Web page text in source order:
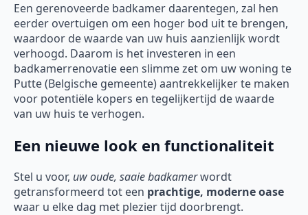
Een gerenoveerde badkamer daarentegen, zal hen
eerder overtuigen om een hoger bod uit te brengen,
waardoor de waarde van uw huis aanzienlijk wordt
verhoogd. Daarom is het investeren in een
badkamerrenovatie een slimme zet om uw woning te
Putte (Belgische gemeente) aantrekkelijker te maken
voor potentiële kopers en tegelijkertijd de waarde
van uw huis te verhogen.
Een nieuwe look en functionaliteit
Stel u voor, uw oude, saaie badkamerwordt
getransformeerd tot een prachtige, moderne oase
waar u elke dag met plezier tijd doorbrengt.